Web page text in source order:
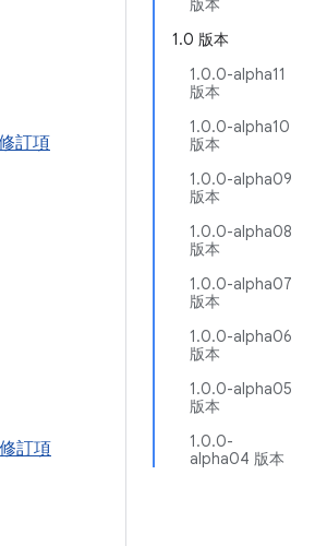
版本
1.0 版本
1.0.0-alpha11
版本
1.0.0-alpha10
版本
1.0.0-alpha09
版本
1.0.0-alpha08
版本
1.0.0-alpha07
版本
1.0.0-alpha06
版本
1.0.0-alpha05
版本
1.0.0-
alpha04 版本
訂項
訂項